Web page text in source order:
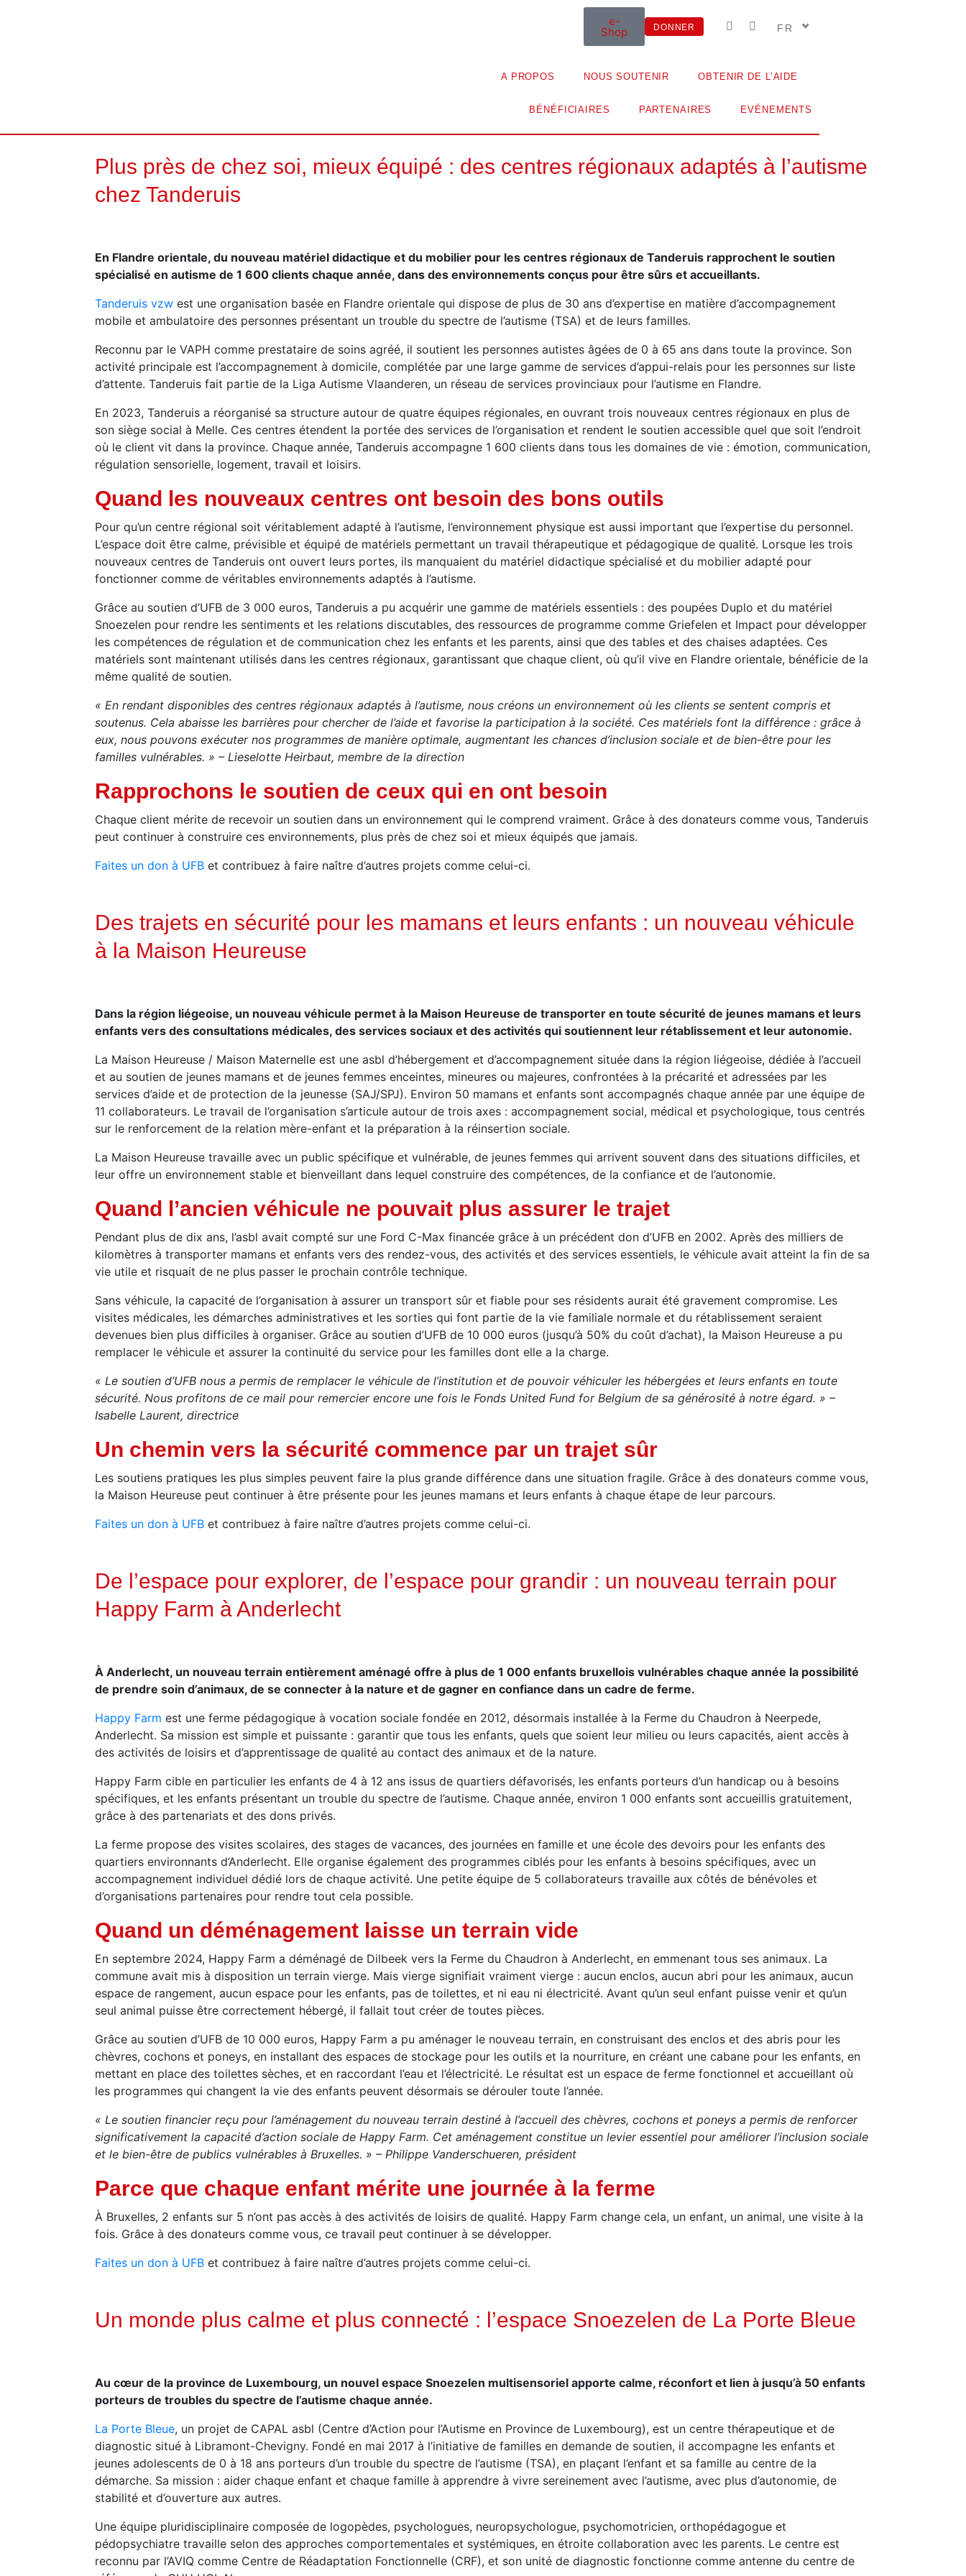
e-
Shop DONNER FR
A PROPOS NOUS SOUTENIR OBTENIR DE L’AIDE
BÉNÉFICIAIRES PARTENAIRES EVÉNEMENTS
Plus près de chez soi, mieux équipé : des centres régionaux adaptés à l’autisme
chez Tanderuis
En Flandre orientale, du nouveau matériel didactique et du mobilier pour les centres régionaux de Tanderuis rapprochent le soutien
spécialisé en autisme de 1 600 clients chaque année, dans des environnements conçus pour être sûrs et accueillants.
Tanderuis vzw est une organisation basée en Flandre orientale qui dispose de plus de 30 ans d’expertise en matière d’accompagnement
mobile et ambulatoire des personnes présentant un trouble du spectre de l’autisme (TSA) et de leurs familles.
Reconnu par le VAPH comme prestataire de soins agréé, il soutient les personnes autistes âgées de 0 à 65 ans dans toute la province. Son
activité principale est l’accompagnement à domicile, complétée par une large gamme de services d’appui-relais pour les personnes sur liste
d’attente. Tanderuis fait partie de la Liga Autisme Vlaanderen, un réseau de services provinciaux pour l’autisme en Flandre.
En 2023, Tanderuis a réorganisé sa structure autour de quatre équipes régionales, en ouvrant trois nouveaux centres régionaux en plus de
son siège social à Melle. Ces centres étendent la portée des services de l’organisation et rendent le soutien accessible quel que soit l’endroit
où le client vit dans la province. Chaque année, Tanderuis accompagne 1 600 clients dans tous les domaines de vie : émotion, communication,
régulation sensorielle, logement, travail et loisirs.
Quand les nouveaux centres ont besoin des bons outils
Pour qu’un centre régional soit véritablement adapté à l’autisme, l’environnement physique est aussi important que l’expertise du personnel.
L’espace doit être calme, prévisible et équipé de matériels permettant un travail thérapeutique et pédagogique de qualité. Lorsque les trois
nouveaux centres de Tanderuis ont ouvert leurs portes, ils manquaient du matériel didactique spécialisé et du mobilier adapté pour
fonctionner comme de véritables environnements adaptés à l’autisme.
Grâce au soutien d’UFB de 3 000 euros, Tanderuis a pu acquérir une gamme de matériels essentiels : des poupées Duplo et du matériel
Snoezelen pour rendre les sentiments et les relations discutables, des ressources de programme comme Griefelen et Impact pour développer
les compétences de régulation et de communication chez les enfants et les parents, ainsi que des tables et des chaises adaptées. Ces
matériels sont maintenant utilisés dans les centres régionaux, garantissant que chaque client, où qu’il vive en Flandre orientale, bénéficie de la
même qualité de soutien.
« En rendant disponibles des centres régionaux adaptés à l’autisme, nous créons un environnement où les clients se sentent compris et
soutenus. Cela abaisse les barrières pour chercher de l’aide et favorise la participation à la société. Ces matériels font la différence : grâce à
eux, nous pouvons exécuter nos programmes de manière optimale, augmentant les chances d’inclusion sociale et de bien-être pour les
familles vulnérables. » – Lieselotte Heirbaut, membre de la direction
Rapprochons le soutien de ceux qui en ont besoin
Chaque client mérite de recevoir un soutien dans un environnement qui le comprend vraiment. Grâce à des donateurs comme vous, Tanderuis
peut continuer à construire ces environnements, plus près de chez soi et mieux équipés que jamais.
Faites un don à UFB et contribuez à faire naître d’autres projets comme celui-ci.
Des trajets en sécurité pour les mamans et leurs enfants : un nouveau véhicule
à la Maison Heureuse
Dans la région liégeoise, un nouveau véhicule permet à la Maison Heureuse de transporter en toute sécurité de jeunes mamans et leurs
enfants vers des consultations médicales, des services sociaux et des activités qui soutiennent leur rétablissement et leur autonomie.
La Maison Heureuse / Maison Maternelle est une asbl d’hébergement et d’accompagnement située dans la région liégeoise, dédiée à l’accueil
et au soutien de jeunes mamans et de jeunes femmes enceintes, mineures ou majeures, confrontées à la précarité et adressées par les
services d’aide et de protection de la jeunesse (SAJ/SPJ). Environ 50 mamans et enfants sont accompagnés chaque année par une équipe de
11 collaborateurs. Le travail de l’organisation s’articule autour de trois axes : accompagnement social, médical et psychologique, tous centrés
sur le renforcement de la relation mère-enfant et la préparation à la réinsertion sociale.
La Maison Heureuse travaille avec un public spécifique et vulnérable, de jeunes femmes qui arrivent souvent dans des situations difficiles, et
leur offre un environnement stable et bienveillant dans lequel construire des compétences, de la confiance et de l’autonomie.
Quand l’ancien véhicule ne pouvait plus assurer le trajet
Pendant plus de dix ans, l’asbl avait compté sur une Ford C-Max financée grâce à un précédent don d’UFB en 2002. Après des milliers de
kilomètres à transporter mamans et enfants vers des rendez-vous, des activités et des services essentiels, le véhicule avait atteint la fin de sa
vie utile et risquait de ne plus passer le prochain contrôle technique.
Sans véhicule, la capacité de l’organisation à assurer un transport sûr et fiable pour ses résidents aurait été gravement compromise. Les
visites médicales, les démarches administratives et les sorties qui font partie de la vie familiale normale et du rétablissement seraient
devenues bien plus difficiles à organiser. Grâce au soutien d’UFB de 10 000 euros (jusqu’à 50% du coût d’achat), la Maison Heureuse a pu
remplacer le véhicule et assurer la continuité du service pour les familles dont elle a la charge.
« Le soutien d’UFB nous a permis de remplacer le véhicule de l’institution et de pouvoir véhiculer les hébergées et leurs enfants en toute
sécurité. Nous profitons de ce mail pour remercier encore une fois le Fonds United Fund for Belgium de sa générosité à notre égard. » –
Isabelle Laurent, directrice
Un chemin vers la sécurité commence par un trajet sûr
Les soutiens pratiques les plus simples peuvent faire la plus grande différence dans une situation fragile. Grâce à des donateurs comme vous,
la Maison Heureuse peut continuer à être présente pour les jeunes mamans et leurs enfants à chaque étape de leur parcours.
Faites un don à UFB et contribuez à faire naître d’autres projets comme celui-ci.
De l’espace pour explorer, de l’espace pour grandir : un nouveau terrain pour
Happy Farm à Anderlecht
À Anderlecht, un nouveau terrain entièrement aménagé offre à plus de 1 000 enfants bruxellois vulnérables chaque année la possibilité
de prendre soin d’animaux, de se connecter à la nature et de gagner en confiance dans un cadre de ferme.
Happy Farm est une ferme pédagogique à vocation sociale fondée en 2012, désormais installée à la Ferme du Chaudron à Neerpede,
Anderlecht. Sa mission est simple et puissante : garantir que tous les enfants, quels que soient leur milieu ou leurs capacités, aient accès à
des activités de loisirs et d’apprentissage de qualité au contact des animaux et de la nature.
Happy Farm cible en particulier les enfants de 4 à 12 ans issus de quartiers défavorisés, les enfants porteurs d’un handicap ou à besoins
spécifiques, et les enfants présentant un trouble du spectre de l’autisme. Chaque année, environ 1 000 enfants sont accueillis gratuitement,
grâce à des partenariats et des dons privés.
La ferme propose des visites scolaires, des stages de vacances, des journées en famille et une école des devoirs pour les enfants des
quartiers environnants d’Anderlecht. Elle organise également des programmes ciblés pour les enfants à besoins spécifiques, avec un
accompagnement individuel dédié lors de chaque activité. Une petite équipe de 5 collaborateurs travaille aux côtés de bénévoles et
d’organisations partenaires pour rendre tout cela possible.
Quand un déménagement laisse un terrain vide
En septembre 2024, Happy Farm a déménagé de Dilbeek vers la Ferme du Chaudron à Anderlecht, en emmenant tous ses animaux. La
commune avait mis à disposition un terrain vierge. Mais vierge signifiait vraiment vierge : aucun enclos, aucun abri pour les animaux, aucun
espace de rangement, aucun espace pour les enfants, pas de toilettes, et ni eau ni électricité. Avant qu’un seul enfant puisse venir et qu’un
seul animal puisse être correctement hébergé, il fallait tout créer de toutes pièces.
Grâce au soutien d’UFB de 10 000 euros, Happy Farm a pu aménager le nouveau terrain, en construisant des enclos et des abris pour les
chèvres, cochons et poneys, en installant des espaces de stockage pour les outils et la nourriture, en créant une cabane pour les enfants, en
mettant en place des toilettes sèches, et en raccordant l’eau et l’électricité. Le résultat est un espace de ferme fonctionnel et accueillant où
les programmes qui changent la vie des enfants peuvent désormais se dérouler toute l’année.
« Le soutien financier reçu pour l’aménagement du nouveau terrain destiné à l’accueil des chèvres, cochons et poneys a permis de renforcer
significativement la capacité d’action sociale de Happy Farm. Cet aménagement constitue un levier essentiel pour améliorer l’inclusion sociale
et le bien-être de publics vulnérables à Bruxelles. » – Philippe Vanderschueren, président
Parce que chaque enfant mérite une journée à la ferme
À Bruxelles, 2 enfants sur 5 n’ont pas accès à des activités de loisirs de qualité. Happy Farm change cela, un enfant, un animal, une visite à la
fois. Grâce à des donateurs comme vous, ce travail peut continuer à se développer.
Faites un don à UFB et contribuez à faire naître d’autres projets comme celui-ci.
Un monde plus calme et plus connecté : l’espace Snoezelen de La Porte Bleue
Au cœur de la province de Luxembourg, un nouvel espace Snoezelen multisensoriel apporte calme, réconfort et lien à jusqu’à 50 enfants
porteurs de troubles du spectre de l’autisme chaque année.
La Porte Bleue, un projet de CAPAL asbl (Centre d’Action pour l’Autisme en Province de Luxembourg), est un centre thérapeutique et de
diagnostic situé à Libramont-Chevigny. Fondé en mai 2017 à l’initiative de familles en demande de soutien, il accompagne les enfants et
jeunes adolescents de 0 à 18 ans porteurs d’un trouble du spectre de l’autisme (TSA), en plaçant l’enfant et sa famille au centre de la
démarche. Sa mission : aider chaque enfant et chaque famille à apprendre à vivre sereinement avec l’autisme, avec plus d’autonomie, de
stabilité et d’ouverture aux autres.
Une équipe pluridisciplinaire composée de logopèdes, psychologues, neuropsychologue, psychomotricien, orthopédagogue et
pédopsychiatre travaille selon des approches comportementales et systémiques, en étroite collaboration avec les parents. Le centre est
reconnu par l’AVIQ comme Centre de Réadaptation Fonctionnelle (CRF), et son unité de diagnostic fonctionne comme antenne du centre de